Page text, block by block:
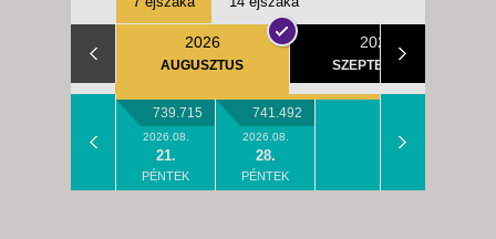
2026
AUGUSZTUS
2026
SZEPTEMBER
739.715
2026.08.
21.
PÉNTEK
741.492
2026.08.
28.
PÉNTEK